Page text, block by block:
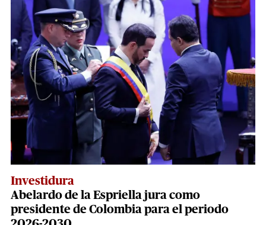
Investidura
Abelardo de la Espriella jura como
presidente de Colombia para el periodo